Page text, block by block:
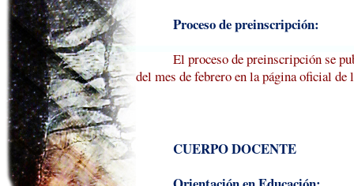
Proceso de preinscripción:
El proceso de preinscripción se
del mes de febrero en la página oficial de
CUERPO DOCENTE